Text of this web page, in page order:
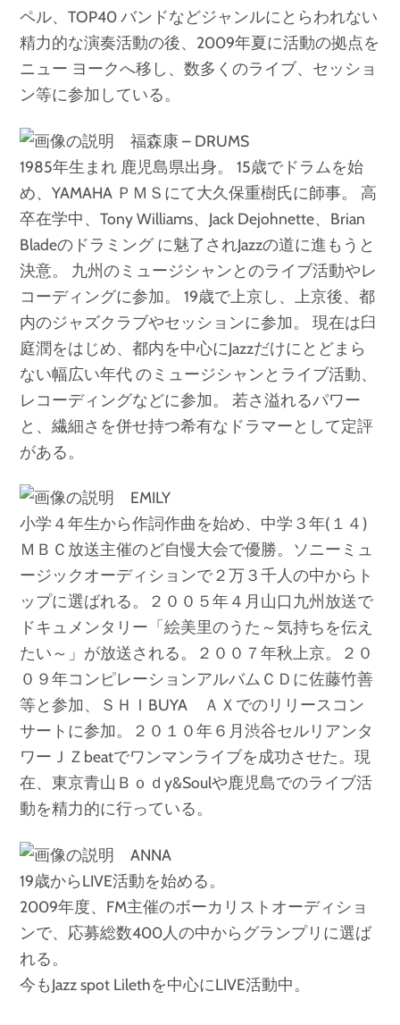
ペル、TOP40 バンドなどジャンルにとらわれない
精力的な演奏活動の後、2009年夏に活動の拠点を
ニュー ヨークへ移し、数多くのライブ、セッショ
ン等に参加している。
福森康 – DRUMS
1985年生まれ 鹿児島県出身。 15歳でドラムを始
め、YAMAHA ＰＭＳにて大久保重樹氏に師事。 高
卒在学中、Tony Williams、Jack Dejohnette、Brian
Bladeのドラミング に魅了されJazzの道に進もうと
決意。 九州のミュージシャンとのライブ活動やレ
コーディングに参加。 19歳で上京し、上京後、都
内のジャズクラブやセッションに参加。 現在は臼
庭潤をはじめ、都内を中心にJazzだけにとどまら
ない幅広い年代 のミュージシャンとライブ活動、
レコーディングなどに参加。 若さ溢れるパワー
と、繊細さを併せ持つ希有なドラマーとして定評
がある。
EMILY
小学４年生から作詞作曲を始め、中学３年(１４)
ＭＢＣ放送主催のど自慢大会で優勝。ソニーミュ
ージックオーディションで２万３千人の中からト
ップに選ばれる。２００５年４月山口九州放送で
ドキュメンタリー「絵美里のうた～気持ちを伝え
たい～」が放送される。２００７年秋上京。２０
０９年コンピレーションアルバムＣＤに佐藤竹善
等と参加、ＳＨＩBUYA ＡＸでのリリースコン
サートに参加。２０１０年６月渋谷セルリアンタ
ワーＪＺbeatでワンマンライブを成功させた。現
在、東京青山Ｂｏｄy&Soulや鹿児島でのライブ活
動を精力的に行っている。
ANNA
19歳からLIVE活動を始める。
2009年度、FM主催のボーカリストオーディショ
ンで、応募総数400人の中からグランプリに選ば
れる。
今もJazz spot Lilethを中心にLIVE活動中。